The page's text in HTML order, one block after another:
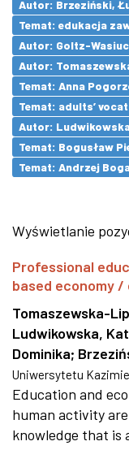
Autor: Brzeziński,
Temat: edukacja
Autor: Goltz-
Autor:
Temat: Anna
Temat: adults’
Autor:
Temat: Bogusław
Temat: Andrzej
Wyświetlanie
Professional
based economy /
Tomaszewska-
Ludwikowska,
Dominika;
Uniwersytetu
Education and
human activity
knowledge that is